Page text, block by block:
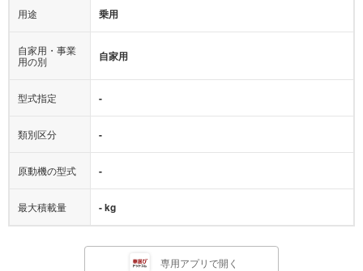
用途 乗用
自家用・事業
用の別
自家用
型式指定 -
類別区分 -
原動機の型式 -
最大積載量 - kg
専用アプリで開く